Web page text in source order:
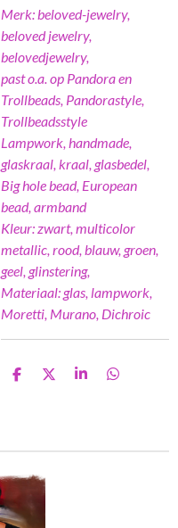
Merk: beloved-jewelry,
beloved jewelry,
belovedjewelry,
past o.a. op Pandora en
Trollbeads, Pandorastyle,
Trollbeadsstyle
Lampwork, handmade,
glaskraal, kraal, glasbedel,
Big hole bead, European
bead, armband
Kleur: zwart, multicolor
metallic, rood, blauw, groen,
geel, glinstering,
Materiaal: glas, lampwork,
Moretti, Murano, Dichroic
D
D
S
D